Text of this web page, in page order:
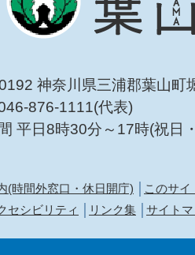
神奈川県三浦郡葉山町
876-1111(代表)
平日8時30分～17時(祝日
(時間外窓口・休日開庁)
このサイ
セシビリティ
リンク集 サイト